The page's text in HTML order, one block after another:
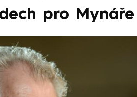
pro Mynáře